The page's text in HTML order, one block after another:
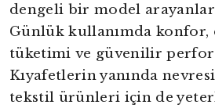
dengeli bir model
Günlük kullanımda konfor,
tüketimi ve güvenilir
Kıyafetlerin yanında
tekstil ürünleri için de